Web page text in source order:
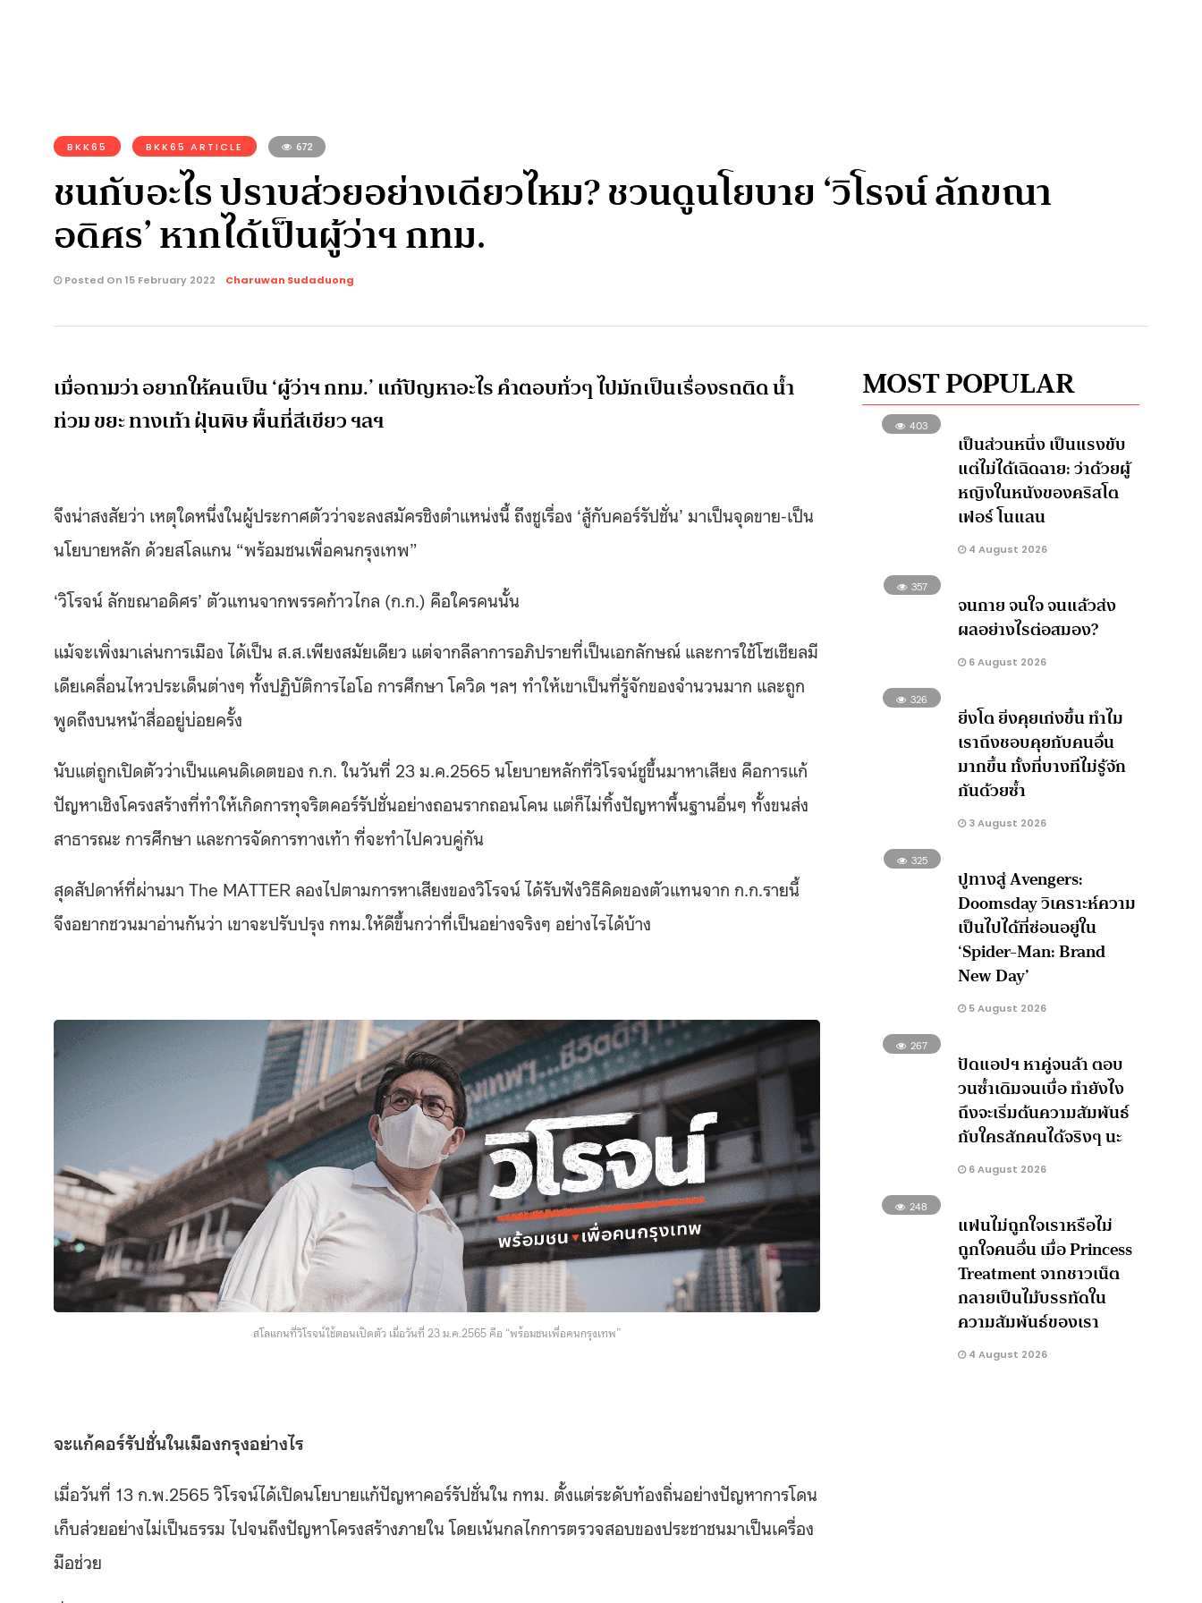
BKK65 BKK65 ARTICLE 672
ชนกับอะไร ปราบส่วยอย่างเดียวไหม? ชวนดูนโยบาย ‘วิโรจน์ ลักขณา
อดิศร’ หากได้เป็นผู้ว่าฯ กทม.
Posted On 15 February 2022 Charuwan Sudaduong
เมื่อถามว่า อยากให้คนเป็น ‘ผู้ว่าฯ กทม.’ แก้ปัญหาอะไร คำตอบทั่วๆ ไปมักเป็นเรื่องรถติด น้ำ
ท่วม ขยะ ทางเท้า ฝุ่นพิษ พื้นที่สีเขียว ฯลฯ
จึงน่าสงสัยว่า เหตุใดหนึ่งในผู้ประกาศตัวว่าจะลงสมัครชิงตำแหน่งนี้ ถึงชูเรื่อง ‘สู้กับคอร์รัปชั่น’ มาเป็นจุดขาย-เป็น
นโยบายหลัก ด้วยสโลแกน “พร้อมชนเพื่อคนกรุงเทพ”
‘วิโรจน์ ลักขณาอดิศร’ ตัวแทนจากพรรคก้าวไกล (ก.ก.) คือใครคนนั้น
แม้จะเพิ่งมาเล่นการเมือง ได้เป็น ส.ส.เพียงสมัยเดียว แต่จากลีลาการอภิปรายที่เป็นเอกลักษณ์ และการใช้โซเชียลมี
เดียเคลื่อนไหวประเด็นต่างๆ ทั้งปฏิบัติการไอโอ การศึกษา โควิด ฯลฯ ทำให้เขาเป็นที่รู้จักของจำนวนมาก และถูก
พูดถึงบนหน้าสื่ออยู่บ่อยครั้ง
นับแต่ถูกเปิดตัวว่าเป็นแคนดิเดตของ ก.ก. ในวันที่ 23 ม.ค.2565 นโยบายหลักที่วิโรจน์ชูขึ้นมาหาเสียง คือการแก้
ปัญหาเชิงโครงสร้างที่ทำให้เกิดการทุจริตคอร์รัปชั่นอย่างถอนรากถอนโคน แต่ก็ไม่ทิ้งปัญหาพื้นฐานอื่นๆ ทั้งขนส่ง
สาธารณะ การศึกษา และการจัดการทางเท้า ที่จะทำไปควบคู่กัน
สุดสัปดาห์ที่ผ่านมา The MATTER ลองไปตามการหาเสียงของวิโรจน์ ได้รับฟังวิธีคิดของตัวแทนจาก ก.ก.รายนี้
จึงอยากชวนมาอ่านกันว่า เขาจะปรับปรุง กทม.ให้ดีขึ้นกว่าที่เป็นอย่างจริงๆ อย่างไรได้บ้าง
สโลแกนที่วิโรจน์ใช้ตอนเปิดตัว เมื่อวันที่ 23 ม.ค.2565 คือ “พร้อมชนเพื่อคนกรุงเทพ”
จะแก้คอร์รัปชั่นในเมืองกรุงอย่างไร
เมื่อวันที่ 13 ก.พ.2565 วิโรจน์ได้เปิดนโยบายแก้ปัญหาคอร์รัปชั่นใน กทม. ตั้งแต่ระดับท้องถิ่นอย่างปัญหาการโดน
เก็บส่วยอย่างไม่เป็นธรรม ไปจนถึงปัญหาโครงสร้างภายใน โดยเน้นกลไกการตรวจสอบของประชาชนมาเป็นเครื่อง
มือช่วย
MOST POPULAR
403
เป็นส่วนหนึ่ง เป็นแรงขับ
แต่ไม่ได้เฉิดฉาย: ว่าด้วยผู้
หญิงในหนังของคริสโต
เฟอร์ โนแลน
4 August 2026
357
จนกาย จนใจ จนแล้วส่ง
ผลอย่างไรต่อสมอง?
6 August 2026
326
ยิ่งโต ยิ่งคุยเก่งขึ้น ทำไม
เราถึงชอบคุยกับคนอื่น
มากขึ้น ทั้งที่บางทีไม่รู้จัก
กันด้วยซ้ำ
3 August 2026
325
ปูทางสู่ Avengers:
Doomsday วิเคราะห์ความ
เป็นไปได้ที่ซ่อนอยู่ใน
‘Spider-Man: Brand
New Day’
5 August 2026
267
ปัดแอปฯ หาคู่จนล้า ตอบ
วนซ้ำเดิมจนเบื่อ ทำยังไง
ถึงจะเริ่มต้นความสัมพันธ์
กับใครสักคนได้จริงๆ นะ
6 August 2026
248
แฟนไม่ถูกใจเราหรือไม่
ถูกใจคนอื่น เมื่อ Princess
Treatment จากชาวเน็ต
กลายเป็นไม้บรรทัดใน
ความสัมพันธ์ของเรา
4 August 2026